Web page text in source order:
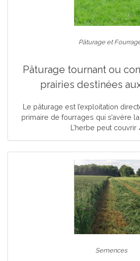
Pâturage et
Pâturage tournant ou
prairies destinées
Le pâturage est l’exploitation
primaire de fourrages qui s’avère
L’herbe peut couvrir
Semences